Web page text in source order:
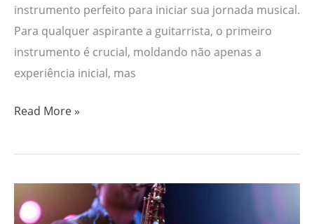
instrumento perfeito para iniciar sua jornada musical.
Para qualquer aspirante a guitarrista, o primeiro
instrumento é crucial, moldando não apenas a
experiência inicial, mas
Read More »
3